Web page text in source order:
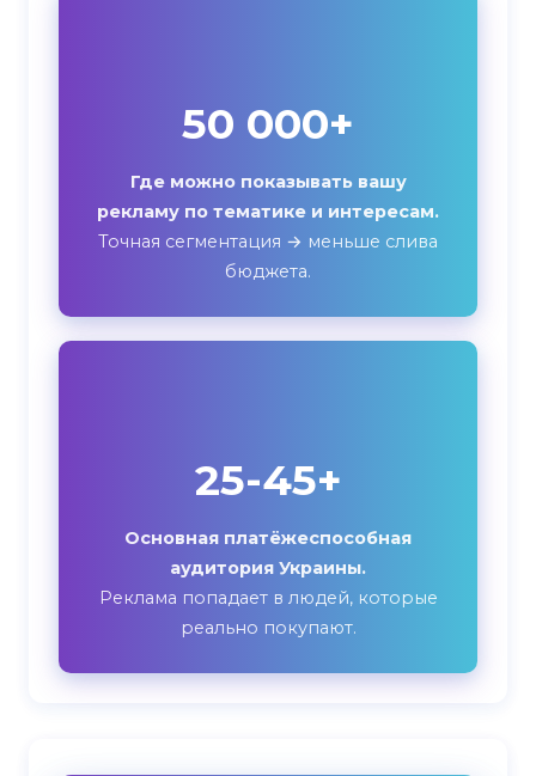
50 000+
Где можно показывать вашу
рекламу по тематике и интересам.
Точная сегментация → меньше слива
бюджета.
25-45+
Основная платёжеспособная
аудитория Украины.
Реклама попадает в людей, которые
реально покупают.